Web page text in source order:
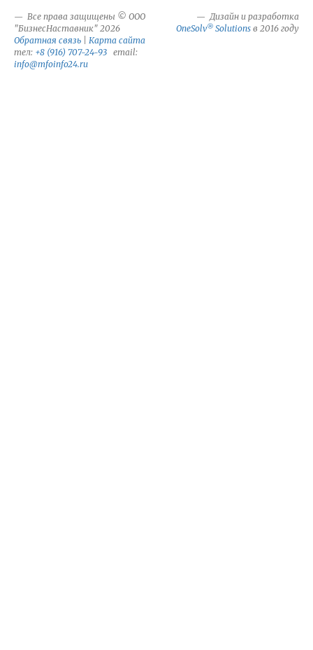
Все права защищены © ООО
"БизнесНаставник" 2026
Обратная связь
Карта сайта
тел: +8 (916) 707-24-93 email:
info@mfoinfo24.ru
Дизайн и разработка
OneSolv® Solutions в 2016 году